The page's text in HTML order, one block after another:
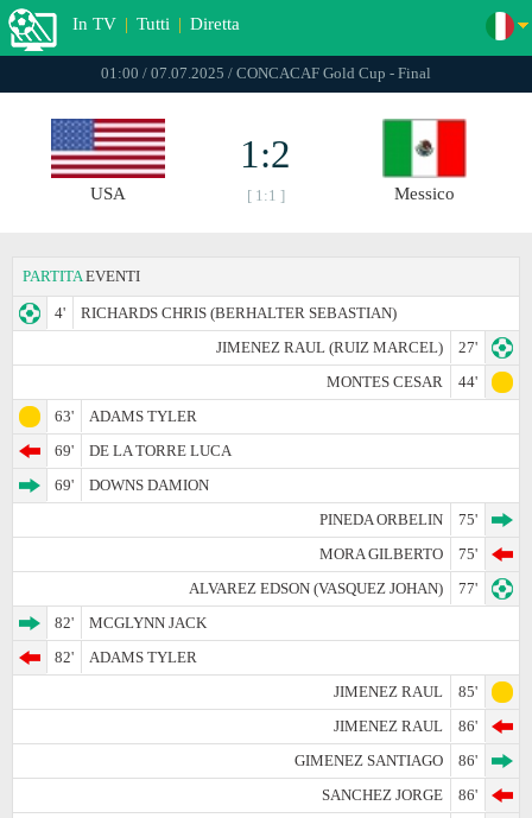
In TV | Tutti | Diretta
01:00 / 07.07.2025 / CONCACAF Gold Cup - Final
USA
1:2
[ 1:1 ] Messico
PARTITA EVENTI
4'
RICHARDS CHRIS (BERHALTER SEBASTIAN)
JIMENEZ RAUL (RUIZ MARCEL)
27'
MONTES CESAR
44'
63'
ADAMS TYLER
69'
DE LA TORRE LUCA
69'
DOWNS DAMION
PINEDA ORBELIN
75'
MORA GILBERTO
75'
ALVAREZ EDSON (VASQUEZ JOHAN)
77'
82'
MCGLYNN JACK
82'
ADAMS TYLER
JIMENEZ RAUL
85'
JIMENEZ RAUL
86'
GIMENEZ SANTIAGO
86'
SANCHEZ JORGE
86'